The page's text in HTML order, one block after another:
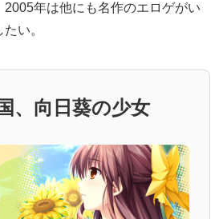
年は他にも名作のエロゲがい
い。
、向日葵の少女